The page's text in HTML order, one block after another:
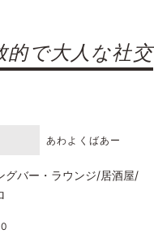
的で大人な社交
あわよくばあー
グバー・ラウンジ 居酒屋